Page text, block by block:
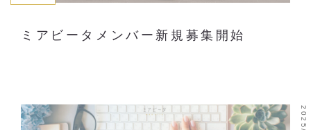
ミアビータメンバー新規募集開始